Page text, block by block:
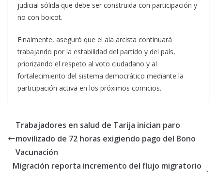
judicial sólida que debe ser construida con participación y
no con boicot.
Finalmente, aseguró que el ala arcista continuará
trabajando por la estabilidad del partido y del país,
priorizando el respeto al voto ciudadano y al
fortalecimiento del sistema democrático mediante la
participación activa en los próximos comicios.
Trabajadores en salud de Tarija inician paro
movilizado de 72 horas exigiendo pago del Bono
Vacunación
Migración reporta incremento del flujo migratorio